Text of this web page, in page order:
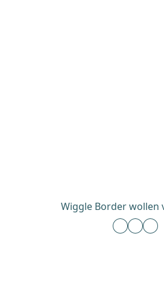
Wiggle Border wollen